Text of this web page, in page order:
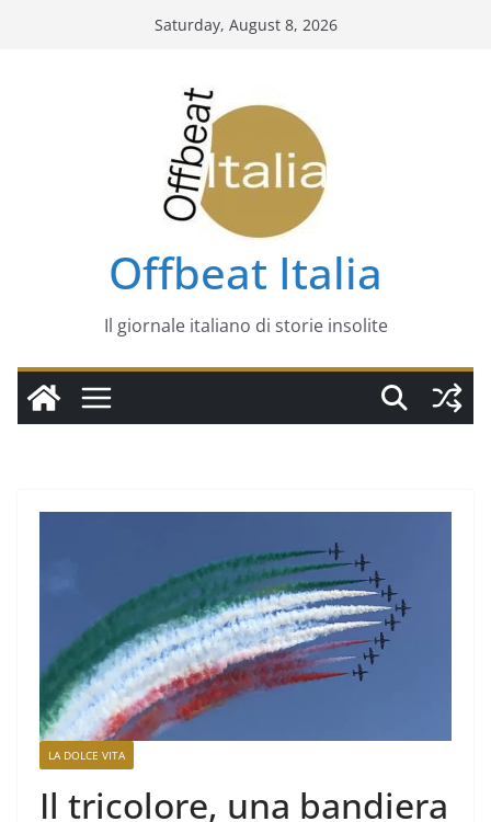
Saturday, August 8, 2026
Offbeat Italia
Il giornale italiano di storie insolite
LA DOLCE VITA
Il tricolore, una bandiera